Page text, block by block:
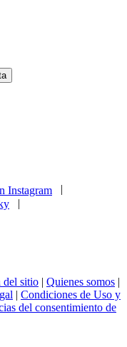
|
del sitio | Quienes somos |
| Condiciones de Uso y
del consentimiento de